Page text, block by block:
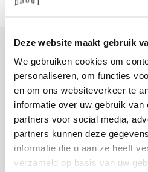
Deze website maakt gebruik
We gebruiken cookies om
personaliseren, om functies
en om ons websiteverkeer te
informatie over uw gebruik van
partners voor social media,
partners kunnen deze
informatie die u aan ze heeft
verzameld op basis van uw
+31 23 205 2006
info@bruut.nl
Contact Formulier
Open tot 21:00
OPENINGSTIJDEN